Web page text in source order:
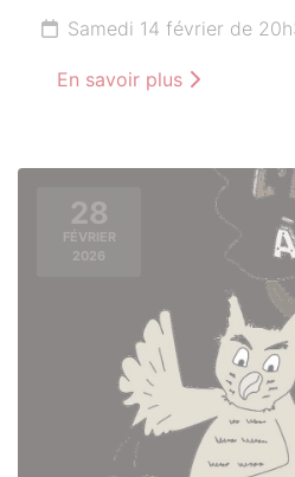
Samedi 14 février de
En savoir plus
28
FÉVRIER
2026